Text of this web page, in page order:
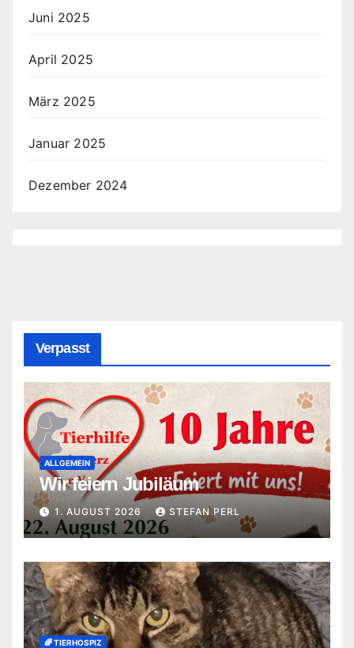
Juni 2025
April 2025
März 2025
Januar 2025
Dezember 2024
Verpasst
ALLGEMEIN
Wir feiern Jubiläum
1. AUGUST 2026 STEFAN PERL
🌈 TIERHOSPIZ